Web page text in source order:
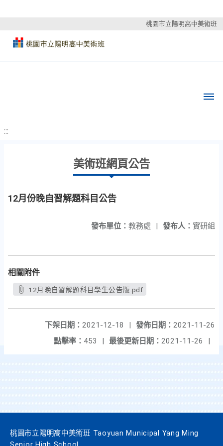
桃園市立陽明高中美術班
:::
美術班網頁公告
12月份晚自習解題科目公告
發布人： 實研組
發布單位： 教務處 |
相關附件
12月晚自習解題科目學生公告版.pdf
發佈日期： 2021-11-26
下架日期： 2021-12-18
|
最後更新日期： 2021-11-26 |
點擊率： 453 |
桃園市立陽明高中美術班 Taoyuan Municipal Yang Ming